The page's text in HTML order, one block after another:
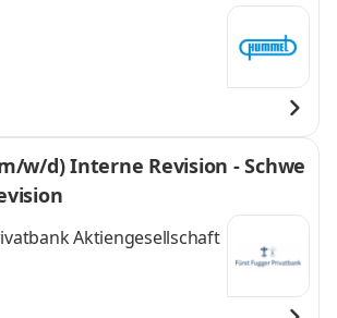
w/d) Interne Revision - Schwe
Aktiengesellschaft